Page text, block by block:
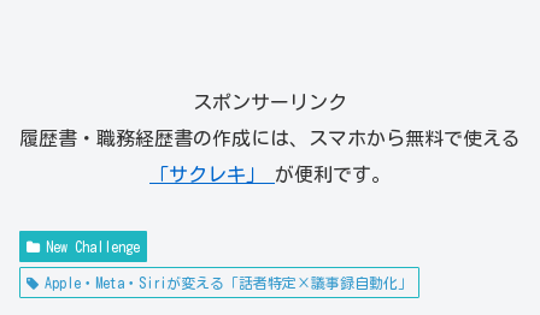
スポンサーリンク
履歴書・職務経歴書の作成には、スマホから無料で使える
「サクレキ」 が便利です。
New Challenge
Apple・Meta・Siriが変える「話者特定×議事録自動化」